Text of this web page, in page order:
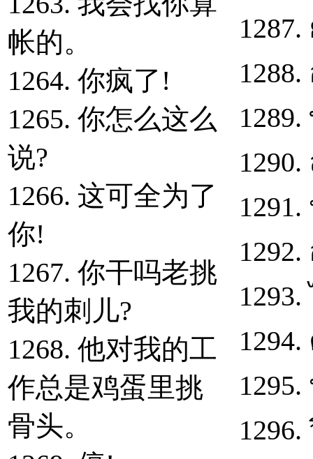
帐的。
1264. 你疯了!
1265. 你怎么这么
说?
1266. 这可全为了
你!
1267. 你干吗老挑
我的刺儿?
1268. 他对我的工
作总是鸡蛋里挑
骨头。